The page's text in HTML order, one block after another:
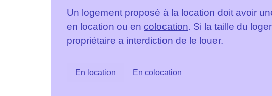
Un logement proposé à la location doit avoir
en location ou en colocation. Si la taille du
propriétaire a interdiction de le louer.
En location En colocation